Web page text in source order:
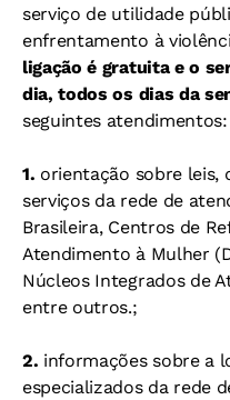
serviço de utilidade
enfrentamento à
ligação é gratuita e o
dia, todos os dias da
seguintes atendimentos:
1. orientação sobre leis,
serviços da rede de
Brasileira, Centros de
Atendimento à Mulher
Núcleos Integrados de
entre outros.;
2. informações sobre a
especializados da rede